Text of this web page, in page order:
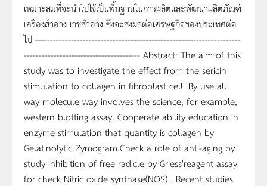
เหมาะสมที่จะนำไปใช้เป็นพื้นฐานในการผลิตและพัฒนาผลิตภัณฑ์
เครื่องสำอาง เวชสำอาง ซึ่งจะส่งผลต่อเศรษฐกิจของประเทศต่อ
ไป ---------------------------------------------------------------------
--------------------------------------- Abstract: The aim of this
study was to investigate the effect from the sericin
stimulation to collagen in fibroblast cell. By use all
way molecule way involves the science, for example,
western blotting assay. Cooperate ability education in
enzyme stimulation that quantity is collagen by
Gelatinolytic Zymogram.Check a role of anti-aging by
study inhibition of free radicle by Griess'reagent assay
for check Nitric oxide synthase(NOS) . Recent studies